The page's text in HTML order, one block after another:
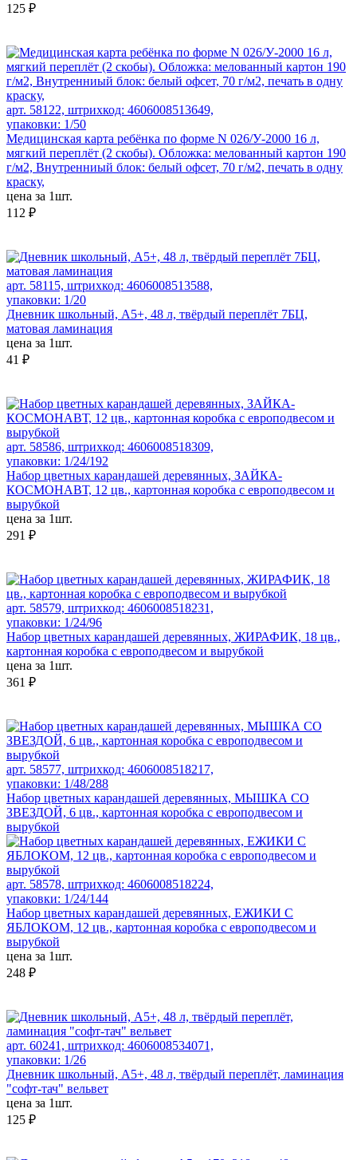
125 ₽
арт. 58122, штрихкод: 4606008513649,
упаковки: 1/50
Медицинская карта ребёнка по форме N 026/У-2000 16 л,
мягкий переплёт (2 скобы). Обложка: мелованный картон 190
г/м2, Внутренниый блок: белый офсет, 70 г/м2, печать в одну
краску,
цена за 1шт.
112 ₽
арт. 58115, штрихкод: 4606008513588,
упаковки: 1/20
Дневник школьный, А5+, 48 л, твёрдый переплёт 7БЦ,
матовая ламинация
цена за 1шт.
41 ₽
арт. 58586, штрихкод: 4606008518309,
упаковки: 1/24/192
Набор цветных карандашей деревянных, ЗАЙКА-
КОСМОНАВТ, 12 цв., картонная коробка с европодвесом и
вырубкой
цена за 1шт.
291 ₽
арт. 58579, штрихкод: 4606008518231,
упаковки: 1/24/96
Набор цветных карандашей деревянных, ЖИРАФИК, 18 цв.,
картонная коробка с европодвесом и вырубкой
цена за 1шт.
361 ₽
арт. 58577, штрихкод: 4606008518217,
упаковки: 1/48/288
Набор цветных карандашей деревянных, МЫШКА СО
ЗВЕЗДОЙ, 6 цв., картонная коробка с европодвесом и
вырубкой
арт. 58578, штрихкод: 4606008518224,
упаковки: 1/24/144
Набор цветных карандашей деревянных, ЕЖИКИ С
ЯБЛОКОМ, 12 цв., картонная коробка с европодвесом и
вырубкой
цена за 1шт.
248 ₽
арт. 60241, штрихкод: 4606008534071,
упаковки: 1/26
Дневник школьный, А5+, 48 л, твёрдый переплёт, ламинация
"софт-тач" вельвет
цена за 1шт.
125 ₽